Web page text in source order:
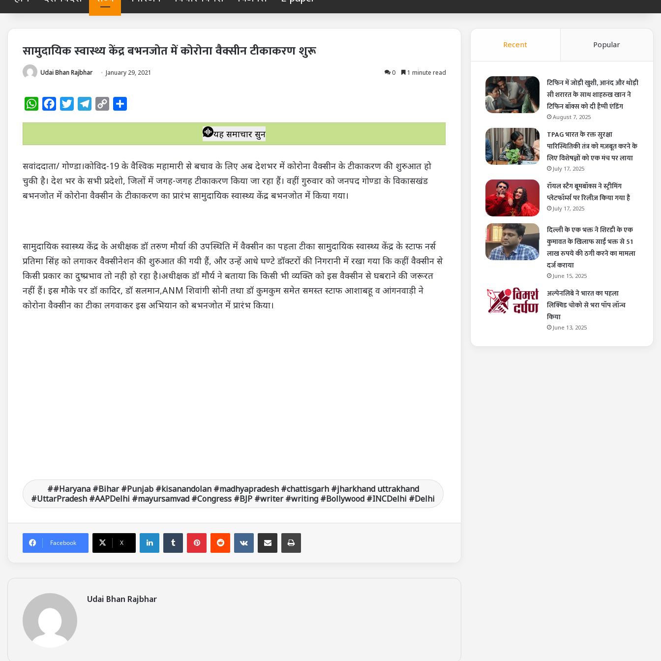
सामुदायिक स्वास्थ्य केंद्र बभनजोत में कोरोना वैक्सीन टीकाकरण शुरू
Udai Bhan Rajbhar January 29, 2021 0 1 minute read
W
t
A
p
p
e
o
o
k
t
e
r
e
g
r
a
m
y
n
k
r
यह समाचार सुनें
सवांददाता/ गोण्डा।कोविद-19 के वैश्विक महामारी से बचाव के लिए अब देशभर में कोरोना वैक्सीन के टीकाकरण की शुरुआत हो
चुकी है। देश भर के सभी प्रदेशो, जिलों में जगह-जगह टीकाकरण किया जा रहा हैं। वहीं गुरुवार को जनपद गोण्डा के विकासखंड
बभनजोत में कोरोना वैक्सीन के टीकाकरण का प्रारंभ सामुदायिक स्वास्थ्य केंद्र बभनजोत में किया गया।
सामुदायिक स्वास्थ्य केंद्र के अधीक्षक डॉ तरुण मौर्या की उपस्थिति में वैक्सीन का पहला टीका सामुदायिक स्वास्थ्य केंद्र के स्टाफ नर्स
प्रतिमा सिंह को लगाकर वैक्सीनेशन की शुरुआत की गयी हैं, और उन्हें आधे घण्टे डॉक्टरों की निगरानी में रखा गया कि कहीं वैक्सीन से
किसी प्रकार का दुष्प्रभाव तो नही हो रहा है।अधीक्षक डॉ मौर्य ने बताया कि किसी भी व्यक्ति को इस वैक्सीन से घबराने की जरूरत
नहीं हैं। इस मौके पर डॉ कादिर, डॉ सलमान,ANM शिवांगी सोनी तथा डॉ कुमकुम समेत समस्त स्टाफ आशाबहू व आंगनवाड़ी ने
कोरोना वैक्सीन का टीका लगवाकर इस अभियान को बभनजोत में प्रारंभ किया।
#Haryana #Bihar #Punjab #kisanandolan #madhyapradesh #chattisgarh #jharkhand uttrakhand
#UttarPradesh #AAPDelhi #mayursamvad #Congress #BJP #writer #writing #Bollywood #INCDelhi #Delhi
Facebook X
LinkedIn VKontakte
Udai Bhan Rajbhar
Recent Popular
टिफिन में जोड़ी खुशी, आनंद और थोड़ी
सी शरारत के साथ शाहरुख खान ने
टिफिन बॉक्स को दी हैप्पी एंडिंग
August 7, 2025
TPAG भारत के रक्त सुरक्षा
पारिस्थितिकी तंत्र को मज़बूत करने के
लिए विशेषज्ञों को एक मंच पर लाया
July 17, 2025
रॉयल स्टैग बूमबॉक्स ने स्ट्रीमिंग
प्लेटफॉर्म्स पर रिलीज़ किया गया है
July 17, 2025
दिल्ली के एक भक्त ने शिरडी के एक
कुमावत के खिलाफ साईं भक्त से 51
लाख रुपये की ठगी करने का मामला
दर्ज कराया
June 15, 2025
अल्पेनलिबे ने भारत का पहला
लिक्विड चोको से भरा पॉप लॉन्च
किया
June 13, 2025